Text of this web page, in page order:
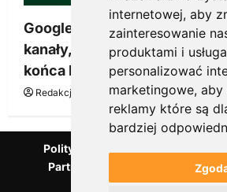
internetowej, aby
zainteresowanie
produktami i
personalizować
marketingowe, aby
reklamy które są
bardziej
Google Ads, SEO i analityka –
kanały, żeby reklama
końca budżetu
Redakcja KnowMore.pl 20 marca,
Polityka Prywatności
Partnerzy Mentora.pl
Słownik
Blog o